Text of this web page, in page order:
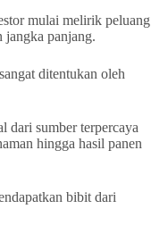
mulai melirik peluang
jangka panjang.
ditentukan oleh
dari sumber terpercaya
hingga hasil panen
bibit dari